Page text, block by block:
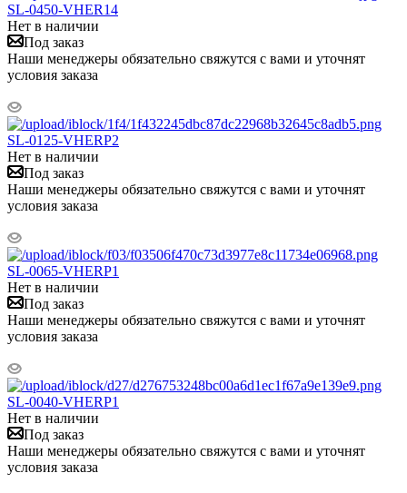
SL-0450-VHER14
Нет в наличии
Под заказ
Наши менеджеры обязательно свяжутся с вами и уточнят
условия заказа
SL-0125-VHERP2
Нет в наличии
Под заказ
Наши менеджеры обязательно свяжутся с вами и уточнят
условия заказа
SL-0065-VHERP1
Нет в наличии
Под заказ
Наши менеджеры обязательно свяжутся с вами и уточнят
условия заказа
SL-0040-VHERP1
Нет в наличии
Под заказ
Наши менеджеры обязательно свяжутся с вами и уточнят
условия заказа